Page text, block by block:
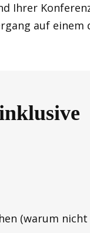
Ihrer
auf einem
(warum nicht